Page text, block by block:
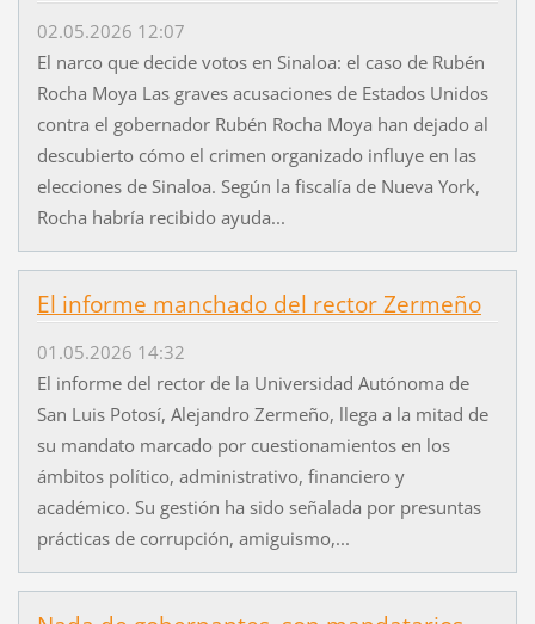
02.05.2026 12:07
El narco que decide votos en Sinaloa: el caso de Rubén
Rocha Moya Las graves acusaciones de Estados Unidos
contra el gobernador Rubén Rocha Moya han dejado al
descubierto cómo el crimen organizado influye en las
elecciones de Sinaloa. Según la fiscalía de Nueva York,
Rocha habría recibido ayuda...
El informe manchado del rector Zermeño
01.05.2026 14:32
El informe del rector de la Universidad Autónoma de
San Luis Potosí, Alejandro Zermeño, llega a la mitad de
su mandato marcado por cuestionamientos en los
ámbitos político, administrativo, financiero y
académico. Su gestión ha sido señalada por presuntas
prácticas de corrupción, amiguismo,...